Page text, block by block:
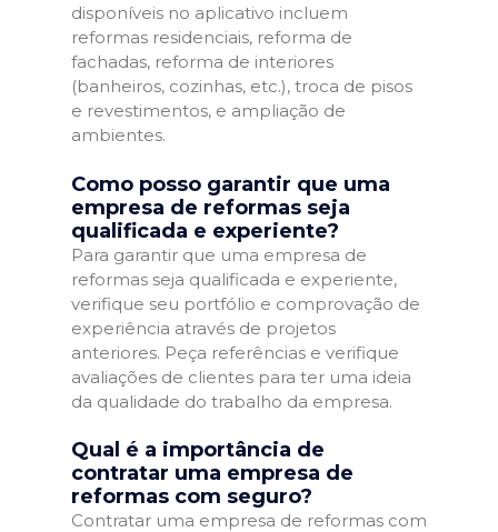
disponíveis no aplicativo incluem
reformas residenciais, reforma de
fachadas, reforma de interiores
(banheiros, cozinhas, etc.), troca de pisos
e revestimentos, e ampliação de
ambientes.
Como posso garantir que uma
empresa de reformas seja
qualificada e experiente?
Para garantir que uma empresa de
reformas seja qualificada e experiente,
verifique seu portfólio e comprovação de
experiência através de projetos
anteriores. Peça referências e verifique
avaliações de clientes para ter uma ideia
da qualidade do trabalho da empresa.
Qual é a importância de
contratar uma empresa de
reformas com seguro?
Contratar uma empresa de reformas com